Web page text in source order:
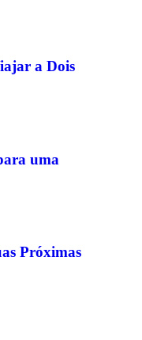
a Dois
uma
Próximas